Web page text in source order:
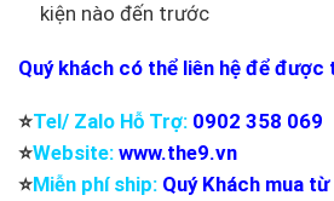
kiện nào đến trước
Quý khách có thể liên hệ để được
⭐️Tel/ Zalo Hỗ Trợ: 0902 358 069
⭐️Website: www.the9.vn
⭐️Miễn phí ship: Quý Khách mua từ